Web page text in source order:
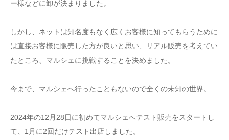
ー様などに卸が決まりました。
しかし、ネットは知名度もなく広くお客様に知ってもらうために
は直接お客様に販売した方が良いと思い、リアル販売を考えてい
たところ、マルシェに挑戦することを決めました。
今まで、マルシェへ行ったこともないので全くの未知の世界。
2024年の12月28日に初めてマルシェへテスト販売をスタートし
て、1月に2回だけテスト出店しました。